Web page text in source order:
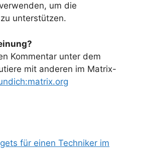
um die
unterstützen.
Kommentar unter dem
mit anderen im Matrix-
für einen Techniker im